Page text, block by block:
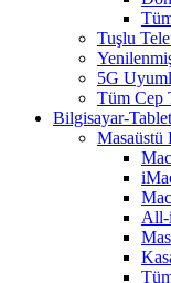
Tuşlu
5G
Tüm Cep
Bilgisayar-Tablet
Masaüstü
All-